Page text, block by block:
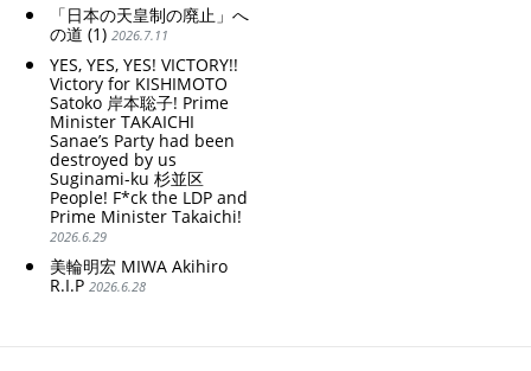
「日本の天皇制の廃止」へ
の道 (1) 2026.7.11
YES, YES, YES! VICTORY!!
Victory for KISHIMOTO
Satoko 岸本聡子! Prime
Minister TAKAICHI
Sanae’s Party had been
destroyed by us
Suginami-ku 杉並区
People! F*ck the LDP and
Prime Minister Takaichi!
2026.6.29
美輪明宏 MIWA Akihiro
R.I.P 2026.6.28